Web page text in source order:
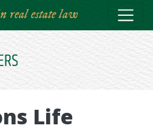
real estate law
Life